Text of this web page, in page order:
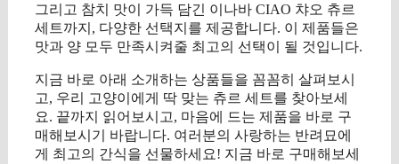
그리고 참치 맛이 가득 담긴 이나바 CIAO 챠오 츄르
세트까지, 다양한 선택지를 제공합니다. 이 제품들은
맛과 양 모두 만족시켜줄 최고의 선택이 될 것입니다.
지금 바로 아래 소개하는 상품들을 꼼꼼히 살펴보시
고, 우리 고양이에게 딱 맞는 츄르 세트를 찾아보세
요. 끝까지 읽어보시고, 마음에 드는 제품을 바로 구
매해보시기 바랍니다. 여러분의 사랑하는 반려묘에
게 최고의 간식을 선물하세요! 지금 바로 구매해보세